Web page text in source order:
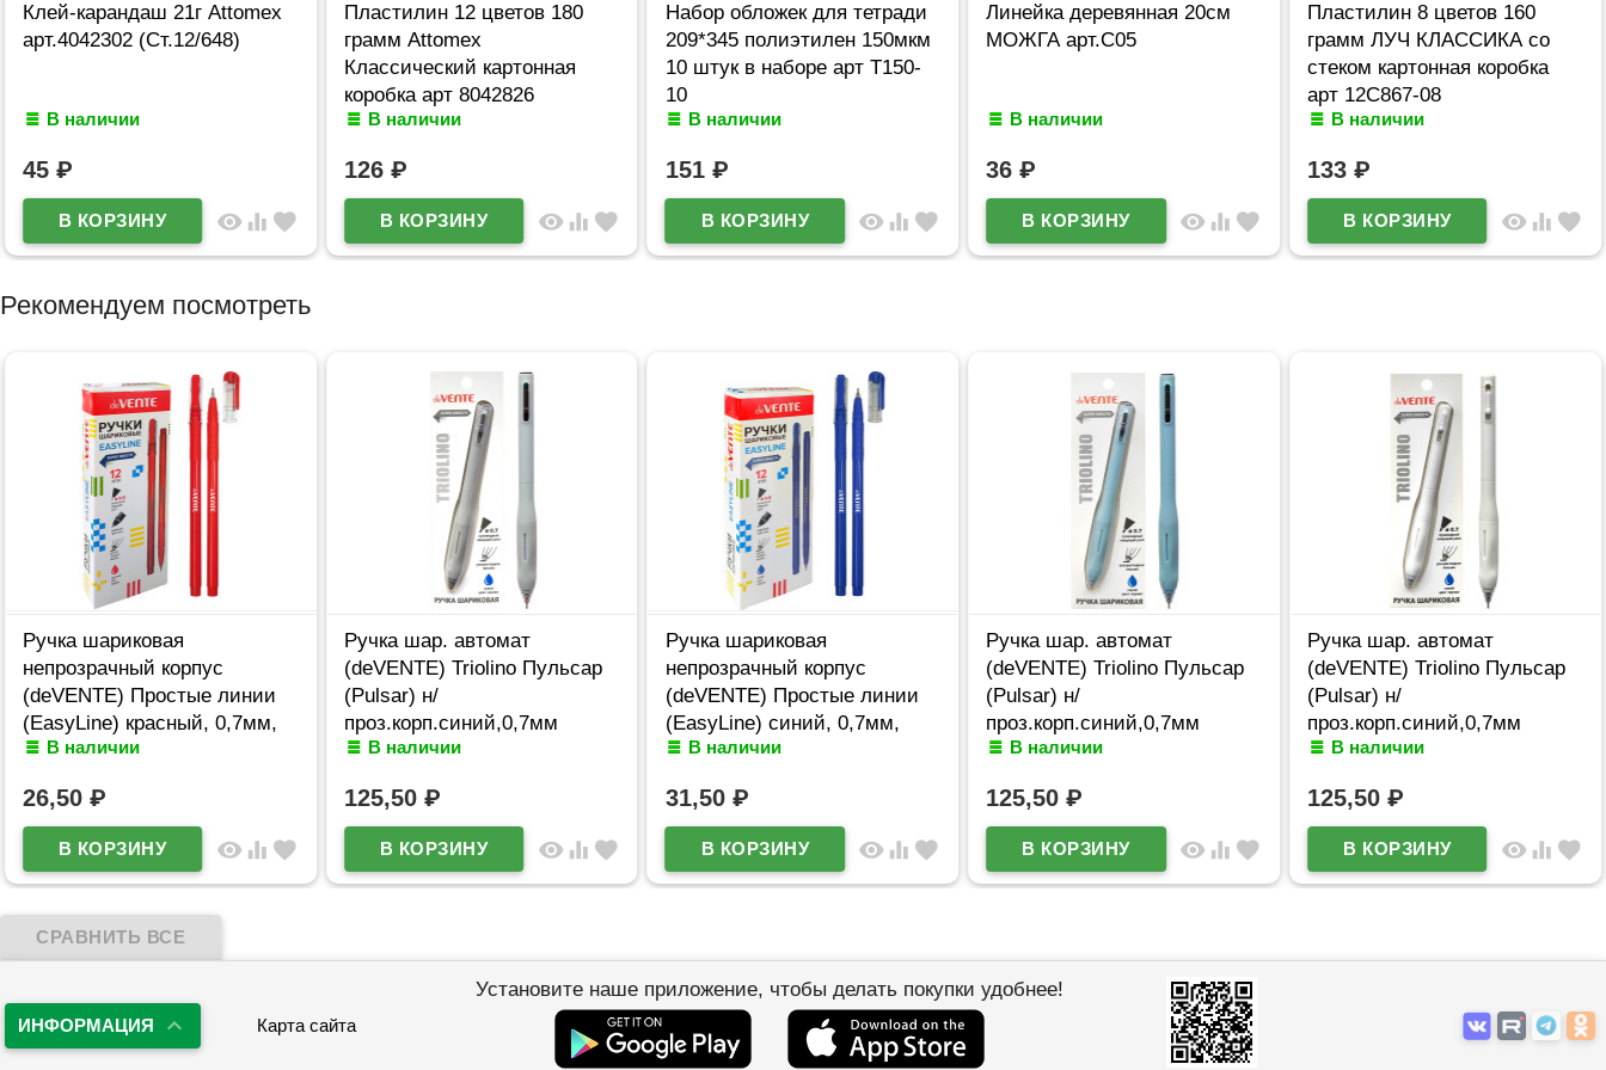
Клей-карандаш 21г Attomex
арт.4042302 (Ст.12/648)
В наличии
45 ₽
visibility equalizer favorite
Пластилин 12 цветов 180
грамм Attomex
Классический картонная
коробка арт 8042826
В наличии
126 ₽
visibility equalizer favorite
Набор обложек для тетради
209*345 полиэтилен 150мкм
10 штук в наборе арт Т150-
10
В наличии
151 ₽
visibility equalizer favorite
Линейка деревянная 20см
МОЖГА арт.С05
В наличии
36₽
visibility equalizer favorite
Пластилин 8 цветов 160
грамм ЛУЧ КЛАССИКА со
стеком картонная коробка
арт 12С867-08
В наличии
133₽
visibility equalizer favorite
Рекомендуем посмотреть
Ручка шариковая
непрозрачный корпус
(deVENTE) Простые линии
(EasyLine) красный, 0,7мм,
игла красный корпус
В наличии
26,50 ₽
visibility equalizer favorite
Ручка шар. автомат
(deVENTE) Triolino Пульсар
(Pulsar) н/
проз.корп.синий,0,7мм
арт.5070611 (Ст12)
В наличии
125,50 ₽
visibility equalizer favorite
Ручка шариковая
непрозрачный корпус
(deVENTE) Простые линии
(EasyLine) синий, 0,7мм,
игла синий корпус
В наличии
31,50 ₽
visibility equalizer favorite
Ручка шар. автомат
(deVENTE) Triolino Пульсар
(Pulsar) н/
проз.корп.синий,0,7мм
арт.5070610 (Ст12)
В наличии
125,50₽
visibility equalizer favorite
Ручка шар. автомат
(deVENTE) Triolino Пульсар
(Pulsar) н/
проз.корп.синий,0,7мм
арт.5070609 (Ст12)
В наличии
125,50₽
visibility equalizer favorite
ИНФОРМАЦИЯ Карта сайта
Установите наше приложение, чтобы делать покупки удобнее!